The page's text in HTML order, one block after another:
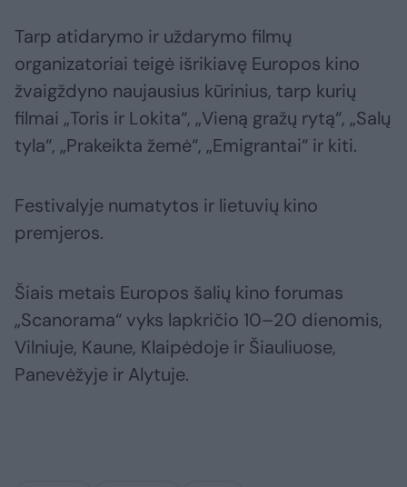
Tarp atidarymo ir uždarymo filmų
organizatoriai teigė išrikiavę Europos kino
žvaigždyno naujausius kūrinius, tarp kurių
filmai „Toris ir Lokita“, „Vieną gražų rytą“, „Salų
tyla“, „Prakeikta žemė“, „Emigrantai“ ir kiti.
Festivalyje numatytos ir lietuvių kino
premjeros.
Šiais metais Europos šalių kino forumas
„Scanorama“ vyks lapkričio 10–20 dienomis,
Vilniuje, Kaune, Klaipėdoje ir Šiauliuose,
Panevėžyje ir Alytuje.